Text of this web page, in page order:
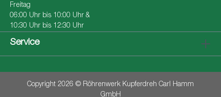
Freitag
06:00 Uhr bis 10:00 Uhr &
10:30 Uhr bis 12:30 Uhr
Service
Copyright 2026 © Röhrenwerk Kupferdreh Carl Hamm
GmbH